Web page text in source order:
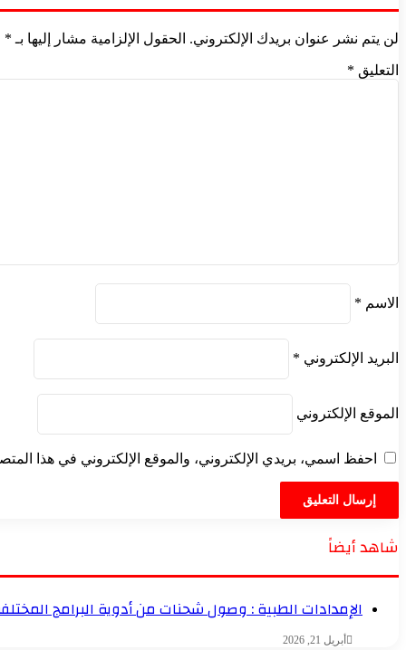
لن يتم نشر عنوان بريدك الإلكتروني. الحقول الإلزامية مشار إليها بـ *
التعليق *
الاسم *
البريد الإلكتروني *
الموقع الإلكتروني
احفظ اسمي، بريدي الإلكتروني، والموقع الإلكتروني في هذا
شاهد أيضاً
الإمدادات الطبية : وصول شحنات من أدوية البرامج
أبريل 21, 2026